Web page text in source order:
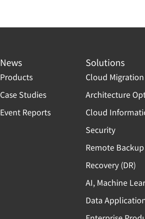
News
Products
Case Studies
Event Reports
Solutions
Cloud
Architecture
Cloud
Security
Remote
Recovery (DR)
AI, Machine
Data